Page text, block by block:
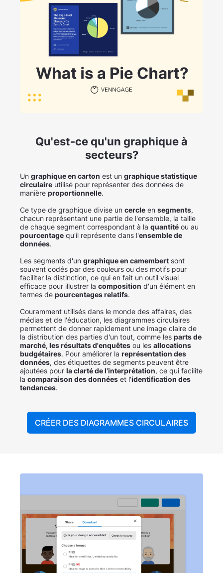
Qu'est-ce qu'un graphique à
secteurs?
Un graphique en carton est un graphique statistique
circulaire utilisé pour représenter des données de
manière proportionnelle.
Ce type de graphique divise un cercle en segments,
chacun représentant une partie de l'ensemble, la taille
de chaque segment correspondant à la quantité ou au
pourcentage qu'il représente dans l'ensemble de
données.
Les segments d'un graphique en camembert sont
souvent codés par des couleurs ou des motifs pour
faciliter la distinction, ce qui en fait un outil visuel
efficace pour illustrer la composition d'un élément en
termes de pourcentages relatifs.
Couramment utilisés dans le monde des affaires, des
médias et de l'éducation, les diagrammes circulaires
permettent de donner rapidement une image claire de
la distribution des parties d'un tout, comme les parts de
marché, les résultats d'enquêtes ou les allocations
budgétaires. Pour améliorer la représentation des
données, des étiquettes de segments peuvent être
ajoutées pour la clarté de l'interprétation, ce qui facilite
la comparaison des données et l'identification des
tendances.
CRÉER DES DIAGRAMMES CIRCULAIRES